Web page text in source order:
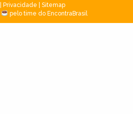
Privacidade
Sitemap
pelo time do EncontraBrasil